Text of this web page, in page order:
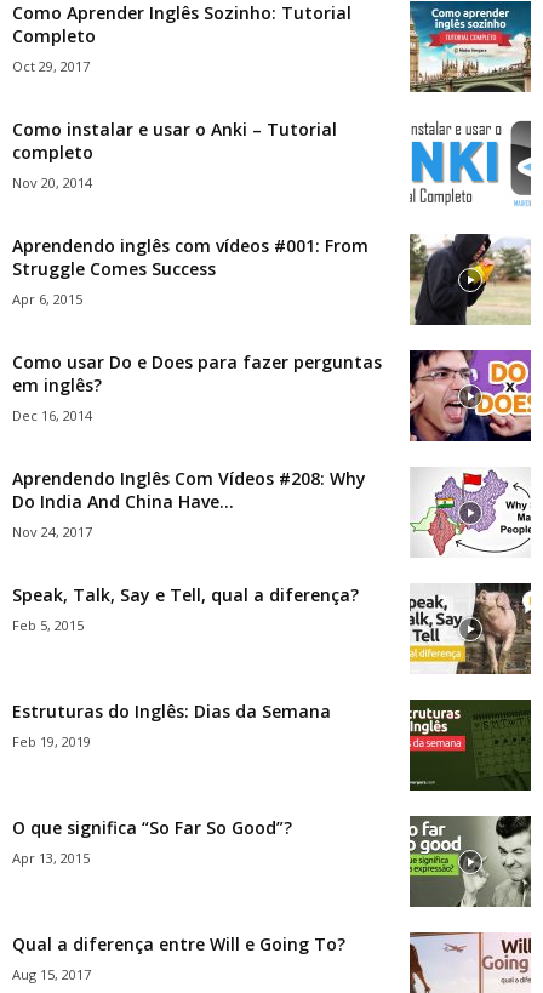
Como Aprender Inglês Sozinho: Tutorial
Completo
Oct 29, 2017
Como instalar e usar o Anki – Tutorial
completo
Nov 20, 2014
Aprendendo inglês com vídeos #001: From
Struggle Comes Success
Apr 6, 2015
Como usar Do e Does para fazer perguntas
em inglês?
Dec 16, 2014
Aprendendo Inglês Com Vídeos #208: Why
Do India And China Have...
Nov 24, 2017
Speak, Talk, Say e Tell, qual a diferença?
Feb 5, 2015
Estruturas do Inglês: Dias da Semana
Feb 19, 2019
O que significa “So Far So Good”?
Apr 13, 2015
Qual a diferença entre Will e Going To?
Aug 15, 2017